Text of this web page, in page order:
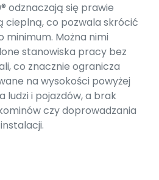
odznaczają się prawie
cieplną, co pozwala skrócić
Można nimi
stanowiska pracy bez
co znacznie ogranicza
na wysokości powyżej
ludzi i pojazdów, a brak
czy doprowadzania